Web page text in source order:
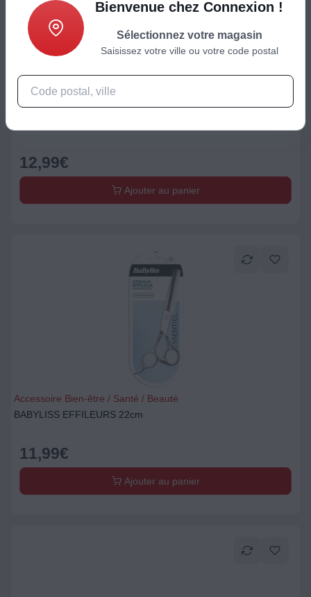
Accessoire Bien-être / Santé / Beauté
12,99€
Ajouter au panier
Accessoire Bien-être / Santé / Beauté
BABYLISS EFFILEURS 22cm
11,99€
Ajouter au panier
Bienvenue chez Connexion !
Sélectionnez votre magasin
Saisissez votre ville ou votre code postal